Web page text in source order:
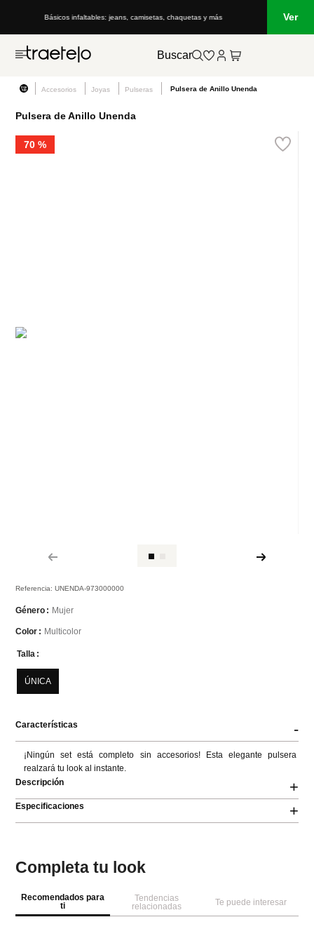
Básicos infaltables: jeans, camisetas, chaquetas y más Ver
Buscar
Accesorios Joyas Pulseras Pulsera de Anillo Unenda
Pulsera de Anillo Unenda
70 %
Referencia:UNENDA-973000000
Género Mujer
Color Multicolor
Talla
ÚNICA
Características -
¡Ningún set está completo sin accesorios! Esta elegante pulsera
realzará tu look al instante.
Descripción
+
Especificaciones +
Completa tu look
Recomendados para
ti
Tendencias
relacionadas
Te puede interesar